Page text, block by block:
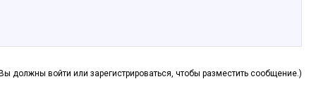
должны войти или зарегистрироваться, чтобы разместить сообщение.)